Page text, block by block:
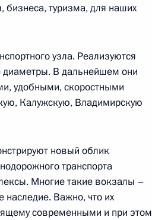
22
9
Думы
8
туризма, для наших
узла. Реализуются
В дальнейшем они
удобными, скоростными
Калужскую, Владимирскую
новый облик
транспорта
Многие такие вокзалы –
Важно, что их
современными и при этом